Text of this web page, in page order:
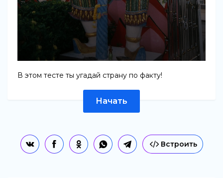
В этом тесте ты угадай страну по факту!
Начать
Встроить